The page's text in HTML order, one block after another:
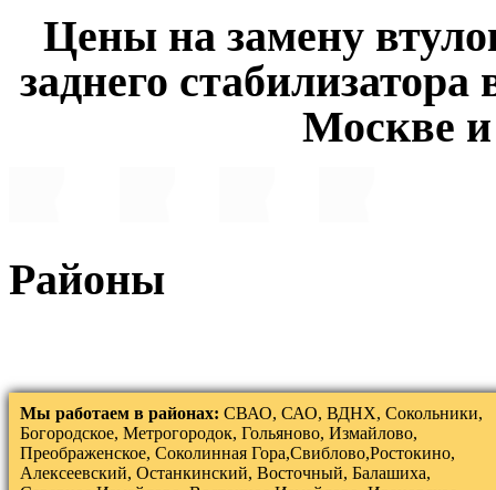
Цены на замену
заднего
Москве
Районы
Мы работаем в районах: СВАО, САО, ВДНХ, Сокольники,
Богородское, Метрогородок, Гольяново, Измайлово,
Преображенское, Соколинная Гора,Свиблово,Ростокино,
Алексеевский, Останкинский, Восточный, Балашиха,